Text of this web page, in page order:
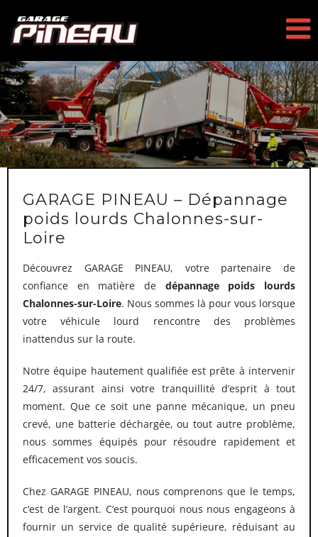
contenu
GARAGE PINEAU – Dépannage
poids lourds Chalonnes-sur-
Loire
Découvrez GARAGE PINEAU, votre partenaire de
confiance en matière de dépannage poids lourds
Chalonnes-sur-Loire. Nous sommes là pour vous lorsque
votre véhicule lourd rencontre des problèmes
inattendus sur la route.
Notre équipe hautement qualifiée est prête à intervenir
24/7, assurant ainsi votre tranquillité d’esprit à tout
moment. Que ce soit une panne mécanique, un pneu
crevé, une batterie déchargée, ou tout autre problème,
nous sommes équipés pour résoudre rapidement et
efficacement vos soucis.
Chez GARAGE PINEAU, nous comprenons que le temps,
c’est de l’argent. C’est pourquoi nous nous engageons à
fournir un service de qualité supérieure, réduisant au